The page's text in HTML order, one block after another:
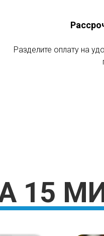
Разделите оплату на